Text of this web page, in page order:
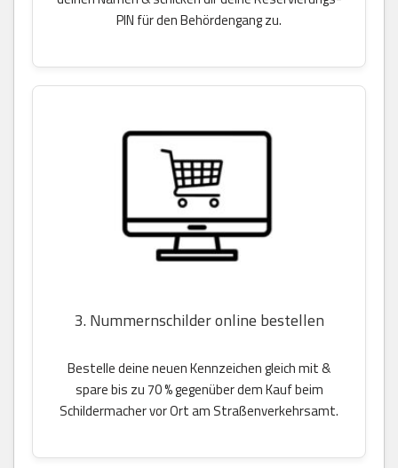
PIN für den Behördengang zu.
3. Nummernschilder online bestellen
Bestelle deine neuen Kennzeichen gleich mit &
spare bis zu 70 % gegenüber dem Kauf beim
Schildermacher vor Ort am Straßenverkehrsamt.